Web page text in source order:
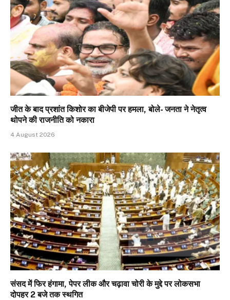
जीत के बाद प्रशांत किशोर का बीजेपी पर हमला, बोले- जनता ने नेतृत्व
थोपने की राजनीति को नकारा
4 August 2026
संसद में फिर हंगामा, पेपर लीक और चढ़ावा चोरी के मुद्दे पर लोकसभा
दोपहर 2 बजे तक स्थगित